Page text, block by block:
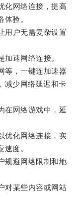
网络连接，提高
验。
户无需复杂设置
速网络连接。
，一键连加速器
减少网络延迟和卡
网络游戏中，延
化网络连接，实
度。
避网络限制和地
某些内容或网站